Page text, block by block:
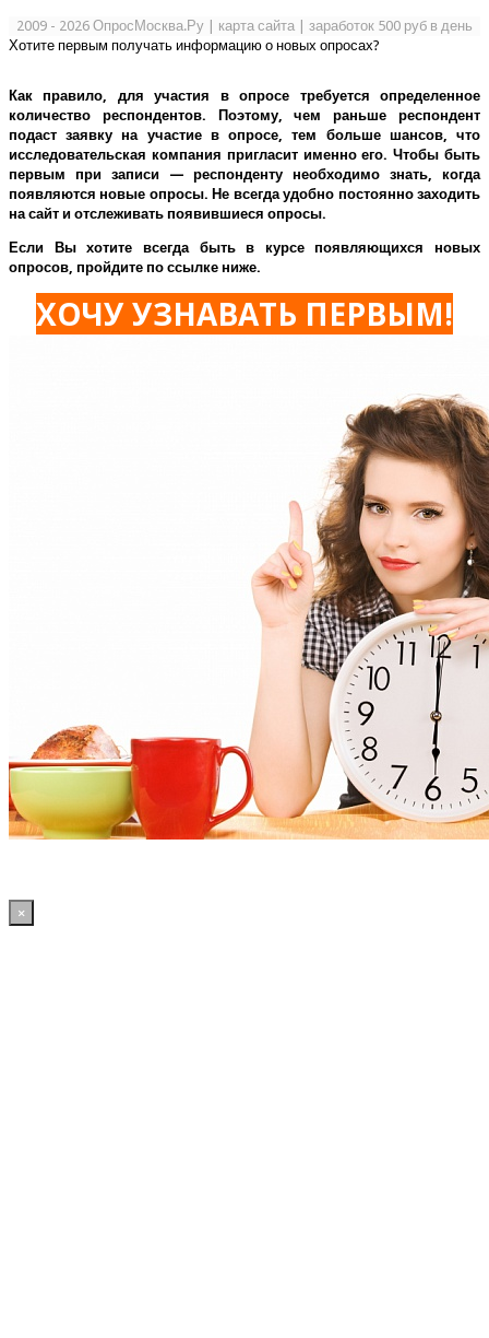
2009 - 2026 ОпросМосква.Ру карта сайта
заработок 500 руб в день
Хотите первым получать информацию о новых опросах?
Как правило, для участия в опросе требуется определенное
количество респондентов. Поэтому, чем раньше респондент
подаст заявку на участие в опросе, тем больше шансов, что
исследовательская компания пригласит именно его.Чтобы быть
первым при записи — респонденту необходимо знать, когда
появляются новые опросы. Не всегда удобно постоянно заходить
на сайт и отслеживать появившиеся опросы.
Если Вы хотите всегда быть в курсе появляющихся новых
опросов, пройдите по ссылке ниже.
ХОЧУ УЗНАВАТЬ ПЕРВЫМ!
×